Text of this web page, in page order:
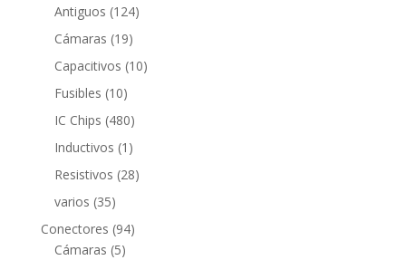
Antiguos 124124
Cámaras 1919
productos
Capacitivos 1010
Fusibles 1010
productos
IC Chips 480480
productos
Inductivos 1 1
producto
Resistivos 2828
varios 3535
productos
Conectores 9494
Cámaras 55